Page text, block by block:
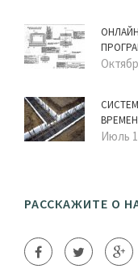
Июль
РАССКАЖИТЕ О